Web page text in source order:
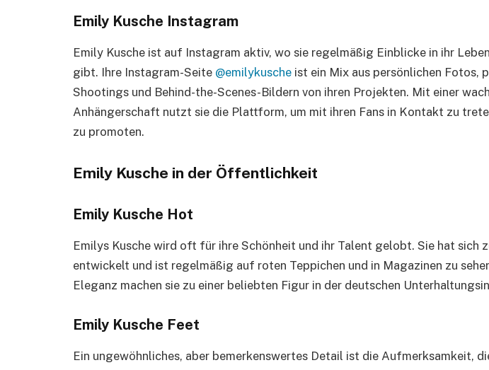
Emily Kusche Instagram
Emily Kusche ist auf Instagram aktiv, wo sie regelmäßig Einblicke in ihr
gibt. Ihre Instagram-Seite @emilykusche ist ein Mix aus persönlichen Fotos,
Shootings und Behind-the-Scenes-Bildern von ihren Projekten. Mit einer
Anhängerschaft nutzt sie die Plattform, um mit ihren Fans in Kontakt zu
zu promoten.
Emily Kusche in der Öffentlichkeit
Emily Kusche Hot
Emilys Kusche wird oft für ihre Schönheit und ihr Talent gelobt. Sie hat sich
entwickelt und ist regelmäßig auf roten Teppichen und in Magazinen zu
Eleganz machen sie zu einer beliebten Figur in der deutschen
Emily Kusche Feet
Ein ungewöhnliches, aber bemerkenswertes Detail ist die Aufmerksamkeit,